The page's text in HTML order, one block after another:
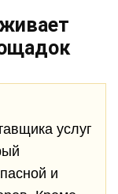
услуг
и